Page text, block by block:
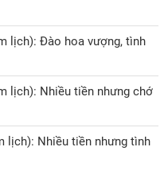
lịch): Đào hoa vượng, tình
lịch): Nhiều tiền nhưng chớ
lịch): Nhiều tiền nhưng tình